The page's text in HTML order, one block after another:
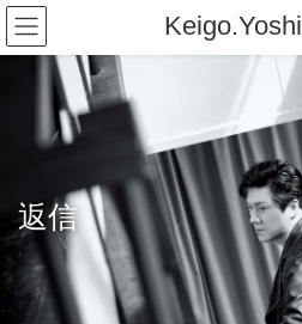
コ
ン
テ
ナ
ビ
ゲ
動
返信